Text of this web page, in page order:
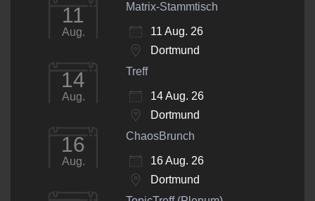
11
Aug.
Matrix-Stammtisch
11 Aug. 26
Dortmund
14
Aug.
Treff
14 Aug. 26
Dortmund
16
Aug.
ChaosBrunch
16 Aug. 26
Dortmund